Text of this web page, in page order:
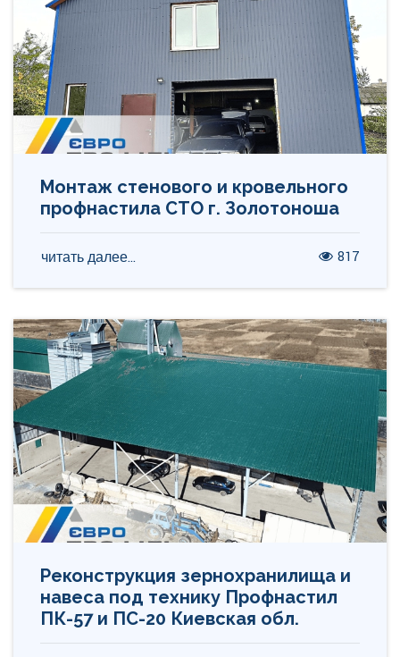
Монтаж стенового и кровельного
профнастила СТО г. Золотоноша
читать далее... 817
Реконструкция зернохранилища и
навеса под технику Профнастил
ПК-57 и ПС-20 Киевская обл.